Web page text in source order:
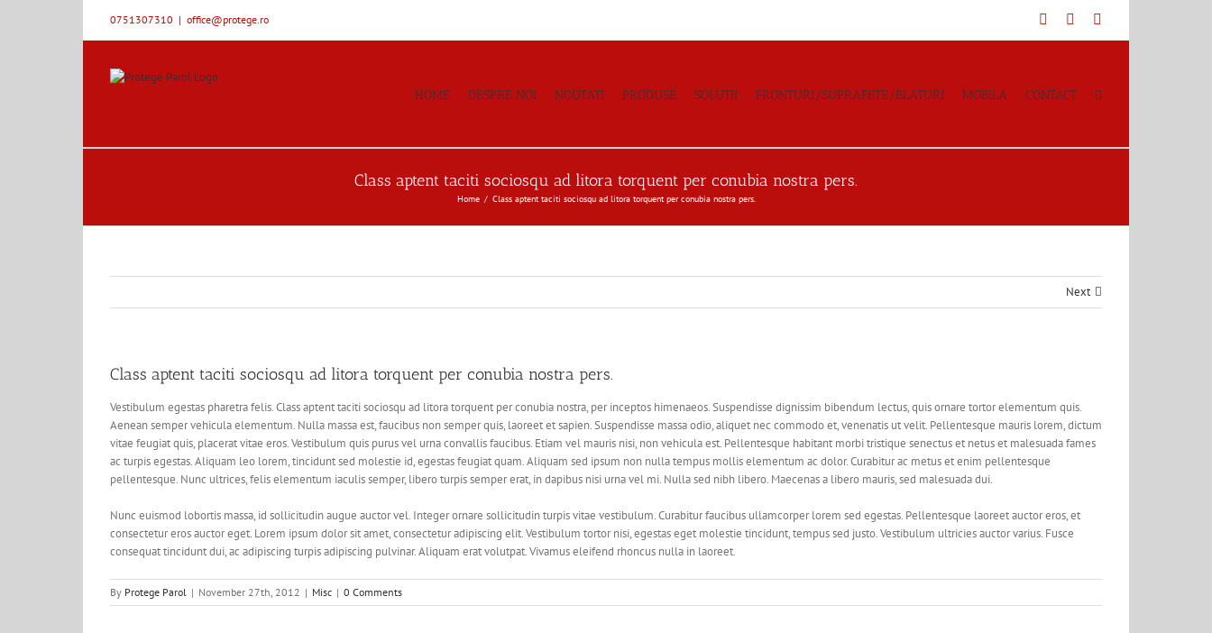
0751307310 | office@protege.ro FacebookYouTube
HOME DESPRE NOI NOUTATI PRODUSE SOLUTII FRONTURI/SUPRAFETE/BLATURI MOBILA CONTACT
Class aptent taciti sociosqu ad litora torquent per conubia nostra pers.
Home Class aptent taciti sociosqu ad litora torquent per conubia nostra pers.
Next
Class aptent taciti sociosqu ad litora torquent per conubia nostra pers.
Vestibulum egestas pharetra felis. Class aptent taciti sociosqu ad litora torquent per conubia nostra, per inceptos himenaeos. Suspendisse dignissim bibendum lectus, quis ornare tortor elementum quis.
Aenean semper vehicula elementum. Nulla massa est, faucibus non semper quis, laoreet et sapien. Suspendisse massa odio, aliquet nec commodo et, venenatis ut velit. Pellentesque mauris lorem, dictum
vitae feugiat quis, placerat vitae eros. Vestibulum quis purus vel urna convallis faucibus. Etiam vel mauris nisi, non vehicula est. Pellentesque habitant morbi tristique senectus et netus et malesuada fames
ac turpis egestas. Aliquam leo lorem, tincidunt sed molestie id, egestas feugiat quam. Aliquam sed ipsum non nulla tempus mollis elementum ac dolor. Curabitur ac metus et enim pellentesque
pellentesque. Nunc ultrices, felis elementum iaculis semper, libero turpis semper erat, in dapibus nisi urna vel mi. Nulla sed nibh libero. Maecenas a libero mauris, sed malesuada dui.
Nunc euismod lobortis massa, id sollicitudin augue auctor vel. Integer ornare sollicitudin turpis vitae vestibulum. Curabitur faucibus ullamcorper lorem sed egestas. Pellentesque laoreet auctor eros, et
consectetur eros auctor eget. Lorem ipsum dolor sit amet, consectetur adipiscing elit. Vestibulum tortor nisi, egestas eget molestie tincidunt, tempus sed justo. Vestibulum ultricies auctor varius. Fusce
consequat tincidunt dui, ac adipiscing turpis adipiscing pulvinar. Aliquam erat volutpat. Vivamus eleifend rhoncus nulla in laoreet.
By Protege Parol | November 27th, 2012 | Misc | 0 Comments